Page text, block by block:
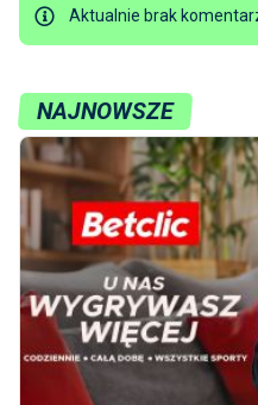
Aktualnie brak
NAJNOWSZE